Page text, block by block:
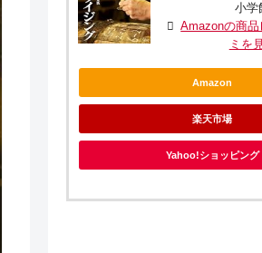
小学
Amazonの商
ミを
Amazon
楽天市場
Yahoo!ショッピング